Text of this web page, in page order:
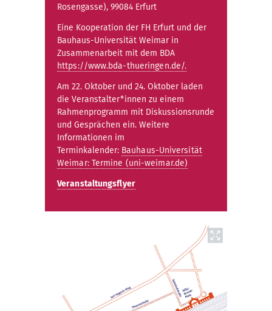
Rosengasse), 99084 Erfurt
Eine Kooperation der FH Erfurt und der
Bauhaus-Universität Weimar in
Zusammenarbeit mit dem BDA
https://www.bda-thueringen.de/.
Am 22. Oktober und 24. Oktober laden
die Veranstalter*innen zu einem
Rahmenprogramm mit Diskussionsrunde
und Gesprächen ein. Weitere
Informationen im
Terminkalender: Bauhaus-Universität
Weimar: Termine (uni-weimar.de)
Veranstaltungsflyer